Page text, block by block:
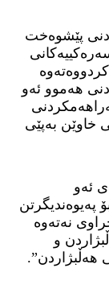
پێشوەخت
هەموو ئەو
خاوێن بەپێی
ئەو
پەیوەندیگرتن
نەتەوە
و
هەڵبژاردن”.